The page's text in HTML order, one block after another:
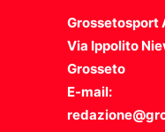
Grossetosport
Via Ippolito
Grosseto
E-mail: